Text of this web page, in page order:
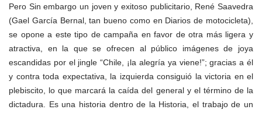
Pero Sin embargo un joven y exitoso publicitario, René Saavedra
(Gael García Bernal, tan bueno como en Diarios de motocicleta),
se opone a este tipo de campaña en favor de otra más ligera y
atractiva, en la que se ofrecen al público imágenes de joya
escandidas por el jingle “Chile, ¡la alegría ya viene!”; gracias a él
y contra toda expectativa, la izquierda consiguió la victoria en el
plebiscito, lo que marcará la caída del general y el término de la
dictadura. Es una historia dentro de la Historia, el trabajo de un